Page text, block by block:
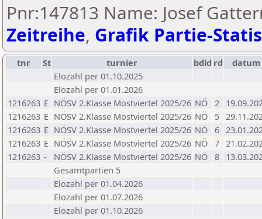
Pnr:147813 Name: Josef
Zeitreihe, Grafik Partie-
tnr St turnier bdld rd
datum
Elozahl per 01.10.2025
Elozahl per 01.01.2026
1216263 E NÖSV 2.Klasse Mostviertel 2025/26 NÖ 2
1216263 E NÖSV 2.Klasse Mostviertel 2025/26 NÖ 5
1216263 E NÖSV 2.Klasse Mostviertel 2025/26 NÖ 6
1216263 E NÖSV 2.Klasse Mostviertel 2025/26 NÖ 7
1216263 - NÖSV 2.Klasse Mostviertel 2025/26 NÖ 8
Gesamtpartien 5
Elozahl per 01.04.2026
Elozahl per 01.07.2026
Elozahl per 01.10.2026